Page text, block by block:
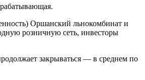
Оршанский льнокомбинат и
розничную сеть, инвесторы
закрываться — в среднем по